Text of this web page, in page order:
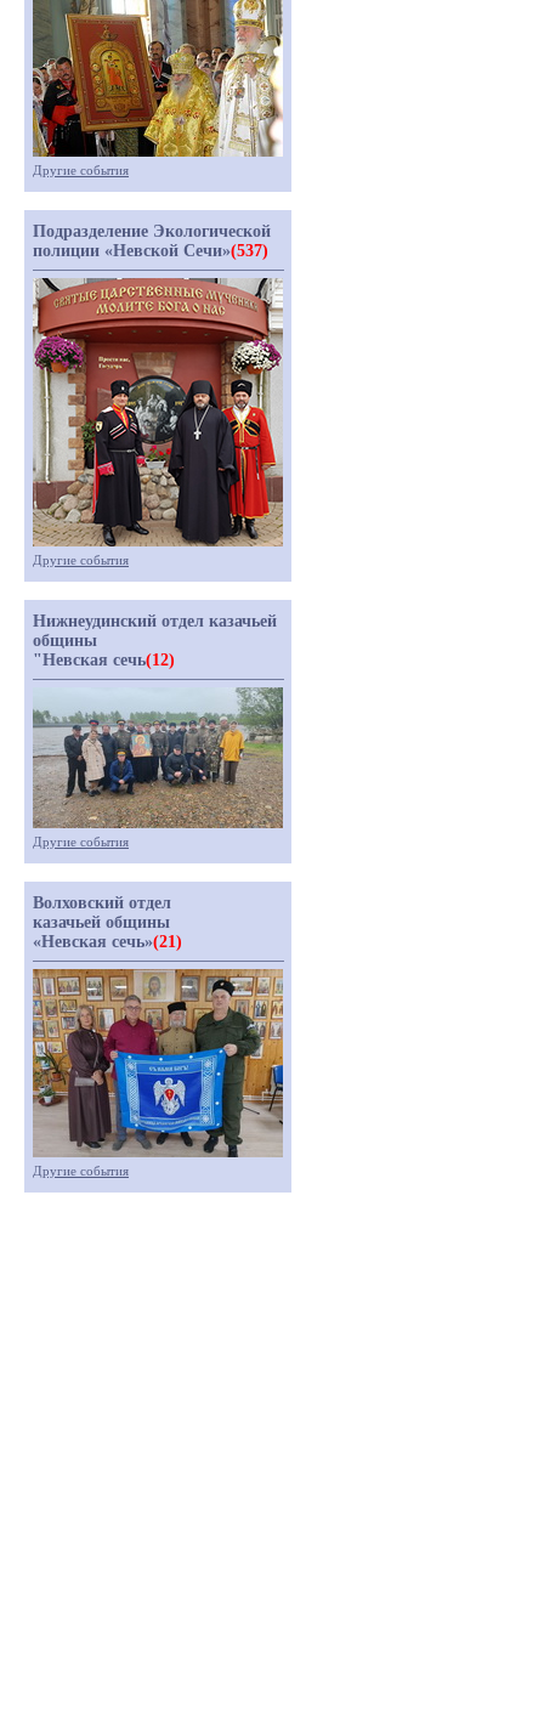
Другие события
Подразделение Экологической
полиции «Невской Сечи»(537)
Другие события
Нижнеудинский отдел казачьей
общины
"Невская сечь(12)
Другие события
Волховский отдел
казачьей общины
«Невская сечь»(21)
Другие события